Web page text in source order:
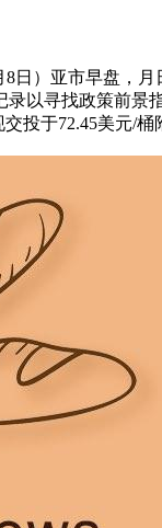
）亚市早盘，月
以寻找政策前
投于72.45美元/桶